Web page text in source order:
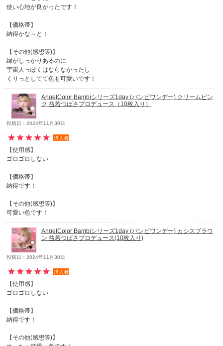
使い心地が良かったです！
【価格帯】
納得かな～と！
【その他(感想等)】
縁がしっかりあるのに
宇宙人っぽくはならなかったし
くりっとしてて色も可愛いです！
AngelColor Bambiシリーズ1day (バンビワンデー) クリームピン
ク 益若つばさプロデュース（10枚入り）
投稿日：2024年11月30日
購入者
【使用感】
ゴロゴロしない
【価格帯】
納得です！
【その他(感想等)】
可愛い色です！
AngelColor Bambiシリーズ1day (バンビワンデー) カシスブラウ
ン 益若つばさプロデュース(10枚入り)
投稿日：2024年11月30日
購入者
【使用感】
ゴロゴロしない
【価格帯】
納得です！
【その他(感想等)】